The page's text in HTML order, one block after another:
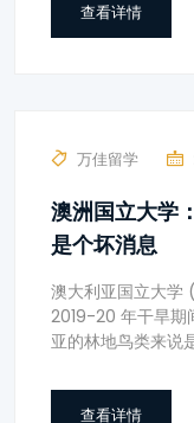
查看详情
万佳留学
澳洲国立大学
是个坏消息
澳大利亚国立大学
2019-20 年干旱期
亚的林地鸟类来说
查看详情